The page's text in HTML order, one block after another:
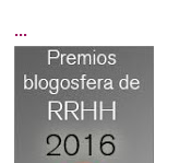
...